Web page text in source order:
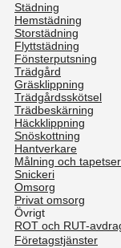
Städning
Hemstädning
Storstädning
Flyttstädning
Fönsterputsning
Trädgård
Gräsklippning
Trädgårdsskötsel
Trädbeskärning
Häckklippning
Snöskottning
Hantverkare
Målning och
Snickeri
Omsorg
Privat omsorg
Övrigt
ROT och RUT-
Företagstjänster